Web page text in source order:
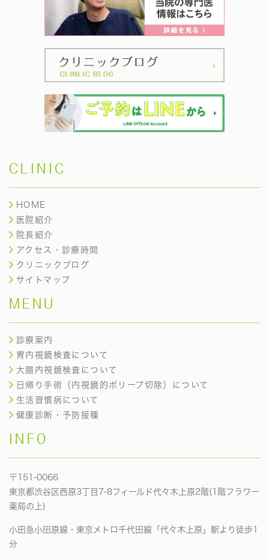
CLINIC
HOME
医院紹介
院長紹介
アクセス・診療時間
クリニックブログ
サイトマップ
MENU
診療案内
胃内視鏡検査について
大腸内視鏡検査について
日帰り手術（内視鏡的ポリープ切除）について
生活習慣病について
健康診断・予防接種
INFO
〒151-0066
東京都渋谷区西原3丁目7-8フィールド代々木上原2階(1階フラワー
薬局の上)
小田急小田原線・東京メトロ千代田線「代々木上原」駅より徒歩1
分